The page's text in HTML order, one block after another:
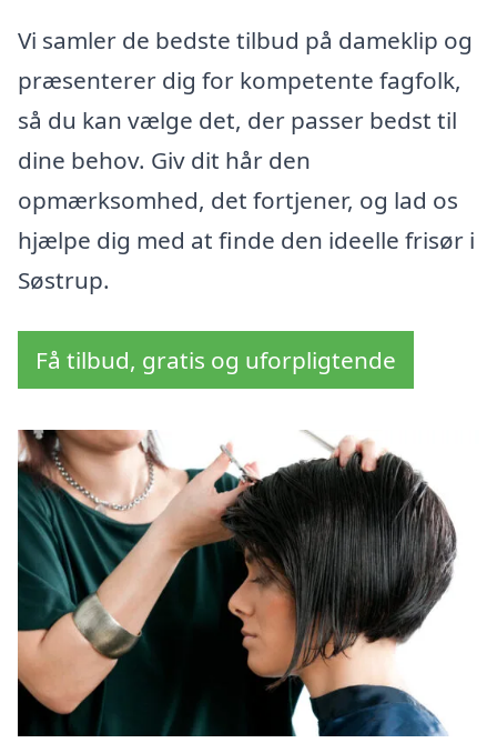
Vi samler de bedste tilbud på dameklip og
præsenterer dig for kompetente fagfolk,
så du kan vælge det, der passer bedst til
dine behov. Giv dit hår den
opmærksomhed, det fortjener, og lad os
hjælpe dig med at finde den ideelle frisør i
Søstrup.
Få tilbud, gratis og uforpligtende